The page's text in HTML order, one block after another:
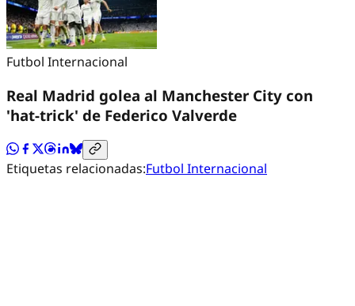
Futbol Internacional
Real Madrid golea al Manchester City con
'hat-trick' de Federico Valverde
Etiquetas relacionadas:Futbol Internacional